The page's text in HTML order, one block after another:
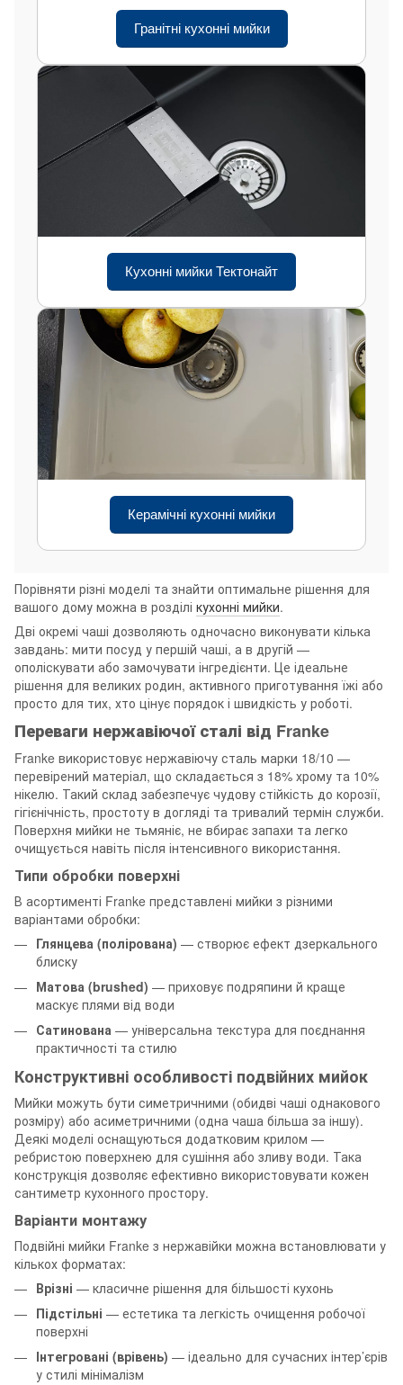
Гранітні кухонні мийки
Кухонні мийки Тектонайт
Керамічні кухонні мийки
Порівняти різні моделі та знайти оптимальне рішення для
вашого дому можна в розділі кухонні мийки.
Дві окремі чаші дозволяють одночасно виконувати кілька
завдань: мити посуд у першій чаші, а в другій —
ополіскувати або замочувати інгредієнти. Це ідеальне
рішення для великих родин, активного приготування їжі або
просто для тих, хто цінує порядок і швидкість у роботі.
Переваги нержавіючої сталі від Franke
Franke використовує нержавіючу сталь марки 18/10 —
перевірений матеріал, що складається з 18% хрому та 10%
нікелю. Такий склад забезпечує чудову стійкість до корозії,
гігієнічність, простоту в догляді та тривалий термін служби.
Поверхня мийки не тьмяніє, не вбирає запахи та легко
очищується навіть після інтенсивного використання.
Типи обробки поверхні
В асортименті Franke представлені мийки з різними
варіантами обробки:
Глянцева (полірована) — створює ефект дзеркального
блиску
Матова (brushed) — приховує подряпини й краще
маскує плями від води
Сатинована — універсальна текстура для поєднання
практичності та стилю
Конструктивні особливості подвійних мийок
Мийки можуть бути симетричними (обидві чаші однакового
розміру) або асиметричними (одна чаша більша за іншу).
Деякі моделі оснащуються додатковим крилом —
ребристою поверхнею для сушіння або зливу води. Така
конструкція дозволяє ефективно використовувати кожен
сантиметр кухонного простору.
Варіанти монтажу
Подвійні мийки Franke з нержавійки можна встановлювати у
кількох форматах:
Врізні — класичне рішення для більшості кухонь
Підстільні — естетика та легкість очищення робочої
поверхні
Інтегровані (врівень) — ідеально для сучасних інтер’єрів
у стилі мінімалізм